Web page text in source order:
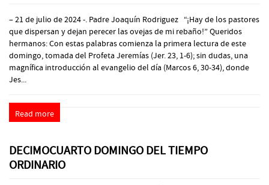
– 21 de julio de 2024 -. Padre Joaquín Rodriguez “¡Hay de los pastores
que dispersan y dejan perecer las ovejas de mi rebaño!” Queridos
hermanos: Con estas palabras comienza la primera lectura de este
domingo, tomada del Profeta Jeremías (Jer. 23, 1-6); sin dudas, una
magnífica introducción al evangelio del día (Marcos 6, 30-34), donde
Jes...
Read more
DECIMOCUARTO DOMINGO DEL TIEMPO
ORDINARIO